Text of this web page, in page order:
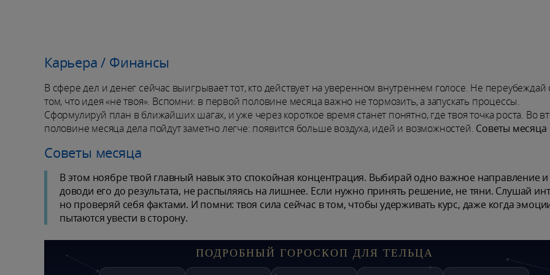
Карьера / Финансы
В сфере дел и денег сейчас выигрывает тот, кто действует на уверенном внутреннем голосе. Не переубеждай
том, что идея «не твоя». Вспомни: в первой половине месяца важно не тормозить, а запускать процессы.
Сформулируй план в ближайших шагах, и уже через короткое время станет понятно, где твоя точка роста. Во
половине месяца дела пойдут заметно легче: появится больше воздуха, идей и возможностей. Советы месяца
Советы месяца
В этом ноябре твой главный навык это спокойная концентрация. Выбирай одно важное направление и
доводи его до результата, не распыляясь на лишнее. Если нужно принять решение, не тяни. Слушай
но проверяй себя фактами. И помни: твоя сила сейчас в том, чтобы удерживать курс, даже когда
пытаются увести в сторону.
ПОДРОБНЫЙ ГОРОСКОП ДЛЯ ТЕЛЬЦА